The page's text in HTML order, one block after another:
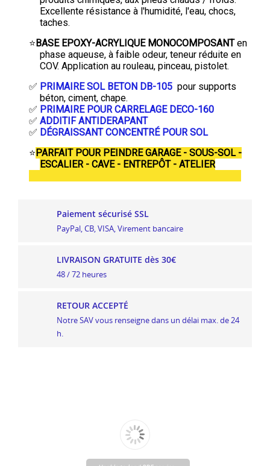
Excellente résistance à l'humidité, l'eau, chocs,
taches.
⭐BASE EPOXY-ACRYLIQUE MONOCOMPOSANTen
phase aqueuse, à faible odeur, teneur réduite en
COV. Application au rouleau, pinceau, pistolet.
✅ PRIMAIRE SOL BETON DB-105 pour supports
béton, ciment, chape.
✅ PRIMAIRE POUR CARRELAGE DECO-160
✅ ADDITIF ANTIDERAPANT
✅ DÉGRAISSANT CONCENTRÉ POUR SOL
⭐PARFAIT POUR PEINDRE GARAGE - SOUS-SOL -
ESCALIER - CAVE - ENTREPÔT - ATELIER
Paiement sécurisé SSL
PayPal, CB, VISA, Virement bancaire
LIVRAISON GRATUITE dès 30€
48 / 72 heures
RETOUR ACCEPTÉ
Notre SAV vous renseigne dans un délai max. de 24
h.